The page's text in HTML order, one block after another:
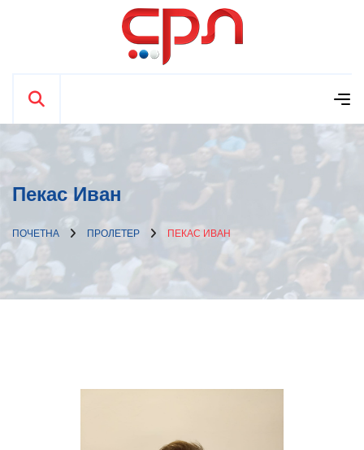
Пекас Иван
ПОЧЕТНА ПРОЛЕТЕР ПЕКАС ИВАН